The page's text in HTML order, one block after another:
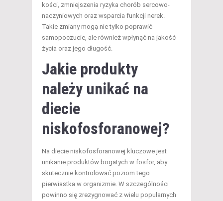
kości, zmniejszenia ryzyka chorób sercowo-
naczyniowych oraz wsparcia funkcji nerek.
Takie zmiany mogą nie tylko poprawić
samopoczucie, ale również wpłynąć na jakość
życia oraz jego długość.
Jakie produkty
należy unikać na
diecie
niskofosforanowej?
Na diecie niskofosforanowej kluczowe jest
unikanie produktów bogatych w fosfor, aby
skutecznie kontrolować poziom tego
pierwiastka w organizmie. W szczególności
powinno się zrezygnować z wielu popularnych